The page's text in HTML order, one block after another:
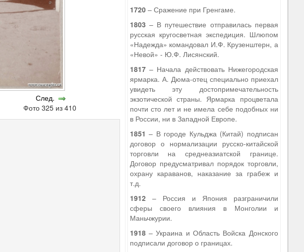
След.
Фото 325 из 410
1720– Сражение при Гренгаме.
1803 – В путешествие отправилась первая
русская кругосветная экспедиция. Шлюпом
«Надежда» командовал И.Ф. Крузенштерн, а
«Невой» - Ю.Ф. Лисянский.
1817– Начала действовать Нижегородская
ярмарка. А. Дюма-отец специально приехал
увидеть эту достопримечательность
экзотической страны. Ярмарка процветала
почти сто лет и не имела себе подобных ни
в России, ни в Западной Европе.
1851 – В городе Кульджа (Китай) подписан
договор о нормализации русско-китайской
торговли на среднеазиатской границе.
Договор предусматривал порядок торговли,
охрану караванов, наказание за грабеж и
т.д.
1912– Россия и Япония разграничили
сферы своего влияния в Монголии и
Маньчжурии.
1918– Украина и Область Войска Донского
подписали договор о границах.